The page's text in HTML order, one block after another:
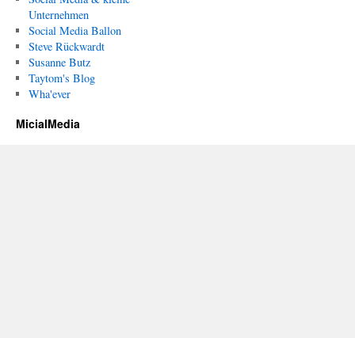
Unternehmen
Social Media Ballon
Steve Rückwardt
Susanne Butz
Taytom's Blog
Wha'ever
MicialMedia